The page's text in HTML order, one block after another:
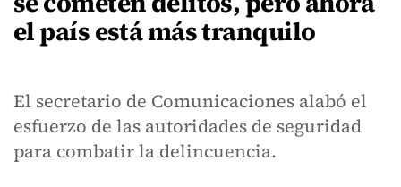
el país está más tranquilo
El secretario de Comunicaciones alabó el
esfuerzo de las autoridades de seguridad
para combatir la delincuencia.